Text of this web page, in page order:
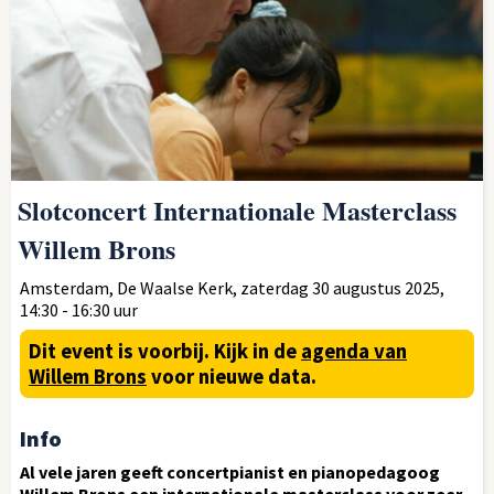
Slotconcert Internationale Masterclass
Willem Brons
Amsterdam, De Waalse Kerk, zaterdag 30 augustus 2025,
14:30 - 16:30 uur
Dit event is voorbij. Kijk in de agenda van
Willem Brons voor nieuwe data.
Info
Al vele jaren geeft concertpianist en pianopedagoog